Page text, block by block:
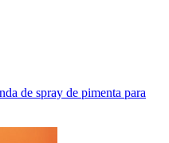
de spray de pimenta para